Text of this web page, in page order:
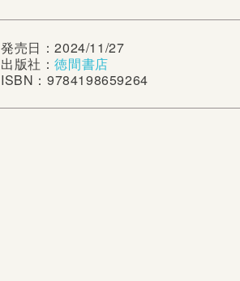
発売日：2024/11/27
出版社：徳間書店
ISBN：9784198659264